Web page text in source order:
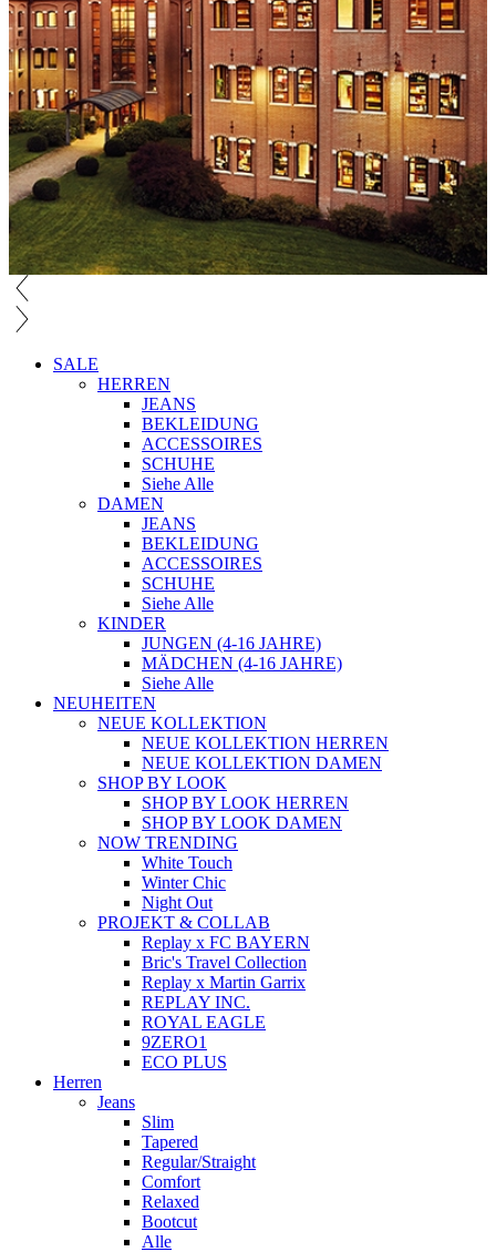
SALE
HERREN
JEANS
BEKLEIDUNG
ACCESSOIRES
SCHUHE
Siehe Alle
DAMEN
JEANS
BEKLEIDUNG
ACCESSOIRES
SCHUHE
Siehe Alle
KINDER
JUNGEN (4-16 JAHRE)
MÄDCHEN (4-16 JAHRE)
Siehe Alle
NEUHEITEN
NEUE KOLLEKTION
NEUE KOLLEKTION HERREN
NEUE KOLLEKTION DAMEN
SHOP BY LOOK
SHOP BY LOOK HERREN
SHOP BY LOOK DAMEN
NOW TRENDING
White Touch
Winter Chic
Night Out
PROJEKT & COLLAB
Replay x FC BAYERN
Bric's Travel Collection
Replay x Martin Garrix
REPLAY INC.
ROYAL EAGLE
9ZERO1
ECO PLUS
Herren
Jeans
Slim
Tapered
Regular/Straight
Comfort
Relaxed
Bootcut
Alle